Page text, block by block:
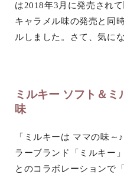
は2018年3月に発売され
キャラメル味の発売と同
ルしました。さて、気に
ミルキー ソフト＆
味
「ミルキーは ママの味
ラーブランド「ミルキー
とのコラボレーションで